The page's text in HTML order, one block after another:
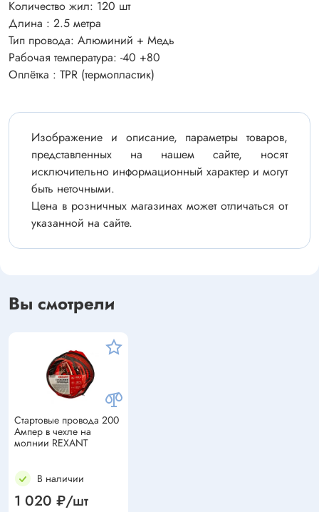
Количество жил: 120 шт
Длина : 2.5 метра
Тип провода: Алюминий + Медь
Рабочая температура: -40 +80
Оплётка : TPR (термопластик)
Изображение и описание, параметры товаров,
представленных на нашем сайте, носят
исключительно информационный характер и могут
быть неточными.
Цена в розничных магазинах может отличаться от
указанной на сайте.
Вы смотрели
Стартовые провода 200
Ампер в чехле на
молнии REXANT
В наличии
1 020 ₽/шт